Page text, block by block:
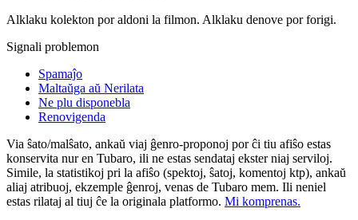
Alklaku kolekton por aldoni la filmon. Alklaku denove por forigi.
Signali problemon
Spamaĵo
Maltaŭga aŭ Nerilata
Ne plu disponebla
Renovigenda
Via ŝato/malŝato, ankaŭ viaj ĝenro-proponoj por ĉi tiu afiŝo estas
konservita nur en Tubaro, ili ne estas sendataj ekster niaj serviloj.
Simile, la statistikoj pri la afiŝo (spektoj, ŝatoj, komentoj ktp), ankaŭ
aliaj atribuoj, ekzemple ĝenroj, venas de Tubaro mem. Ili neniel
estas rilataj al tiuj ĉe la originala platformo. Mi komprenas.